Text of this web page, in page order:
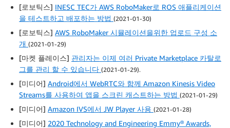
[로보틱스] INESC TEC가 AWS RoboMaker로 ROS 애플리케이션
을 테스트하고 배포하는 방법 (2021-01-30)
[로보틱스] AWS RoboMaker 시뮬레이션을위한 업로드 구성 소
개 (2021-01-29)
[마켓 플레이스] 관리자는 이제 여러 Private Marketplace 카탈로
그를 관리 할 수 ​​있습니다 (2021-01-29).
[미디어] Android에서 WebRTC와 함께 Amazon Kinesis Video
Streams를 사용하여 앱을 스크린 캐스트하는 방법 (2021-01-29)
[미디어] Amazon IVS에서 JW Player 사용 (2021-01-28)
[미디어] 2020 Technology and Engineering Emmy® Awards,